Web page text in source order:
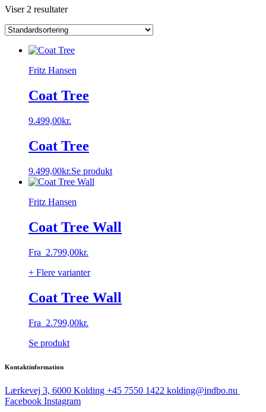
Viser 2 resultater
Fritz Hansen
Coat Tree
9.499,00kr.
Coat Tree
9.499,00kr.Se produkt
Fritz Hansen
Coat Tree Wall
Fra 2.799,00kr.
+ Flere varianter
Coat Tree Wall
Fra 2.799,00kr.
Se produktDette
varianter.
Mulighederne
kan
Kontaktinformation
Lærkevej 3, 6000 Kolding +45 7550 1422 kolding@indbo.nu
Facebook Instagram